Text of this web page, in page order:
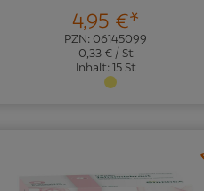
4,95 €*
PZN: 06145099
0,33 € / St
Inhalt: 15 St